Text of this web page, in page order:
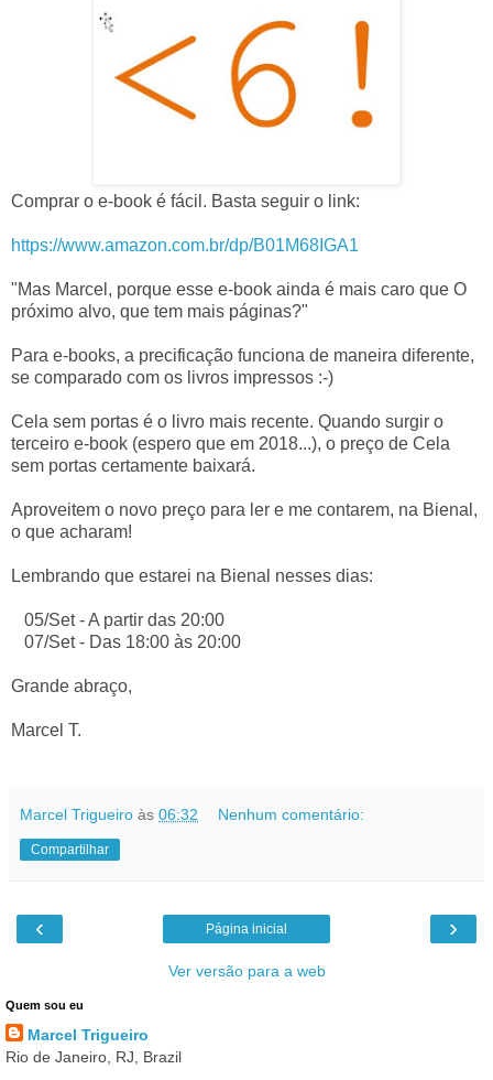
Comprar o e-book é fácil. Basta seguir o link:
https://www.amazon.com.br/dp/B01M68IGA1
"Mas Marcel, porque esse e-book ainda é mais caro que O
próximo alvo, que tem mais páginas?"
Para e-books, a precificação funciona de maneira diferente,
se comparado com os livros impressos :-)
Cela sem portas é o livro mais recente. Quando surgir o
terceiro e-book (espero que em 2018...), o preço de Cela
sem portas certamente baixará.
Aproveitem o novo preço para ler e me contarem, na Bienal,
o que acharam!
Lembrando que estarei na Bienal nesses dias:
05/Set - A partir das 20:00
07/Set - Das 18:00 às 20:00
Grande abraço,
Marcel T.
Marcel Trigueiro às 06:32 Nenhum comentário:
Compartilhar
‹ ›
Página inicial
Ver versão para a web
Quem sou eu
Marcel Trigueiro
Rio de Janeiro, RJ, Brazil